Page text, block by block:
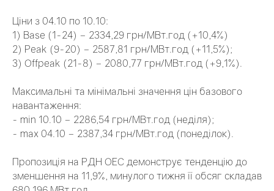
Ціни з 04.10 по 10.10:
1) Base (1-24) – 2334,29 грн/МВт.год (+10,4%)
2) Peak (9-20) – 2587,81 грн/МВт.год (+11,5%);
3) Offpeak (21-8) – 2080,77 грн/МВт.год (+9,1%).
Максимальні та мінімальні значення цін базового
навантаження:
- min 10.10 – 2286,54 грн/МВт.год (неділя);
- max 04.10 – 2387,34 грн/МВт.год (понеділок).
Пропозиція на РДН ОЕС демонструє тенденцію до
зменшення на 11,9%, минулого тижня її обсяг складав